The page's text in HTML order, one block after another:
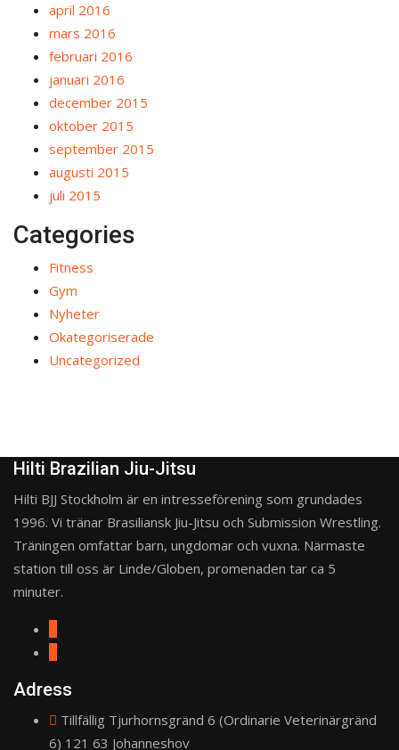
april 2016
mars 2016
februari 2016
januari 2016
december 2015
oktober 2015
september 2015
augusti 2015
juli 2015
Categories
Fitness
Gym
Nyheter
Okategoriserade
Uncategorized
Hilti Brazilian Jiu-Jitsu
Hilti BJJ Stockholm är en intresseförening som grundades
1996. Vi tränar Brasiliansk Jiu-Jitsu och Submission Wrestling.
Träningen omfattar barn, ungdomar och vuxna. Närmaste
station till oss är Linde/Globen, promenaden tar ca 5
minuter.
Adress
Tillfällig Tjurhornsgränd 6 (Ordinarie Veterinärgränd
6) 121 63 Johanneshov